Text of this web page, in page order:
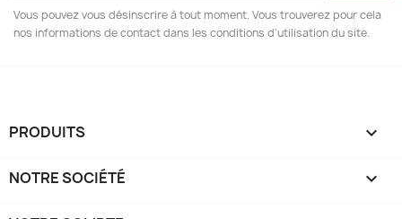
Vous pouvez vous désinscrire à tout moment. Vous trouverez pour cela
nos informations de contact dans les conditions d'utilisation du site.
PRODUITS 
NOTRE SOCIÉTÉ 